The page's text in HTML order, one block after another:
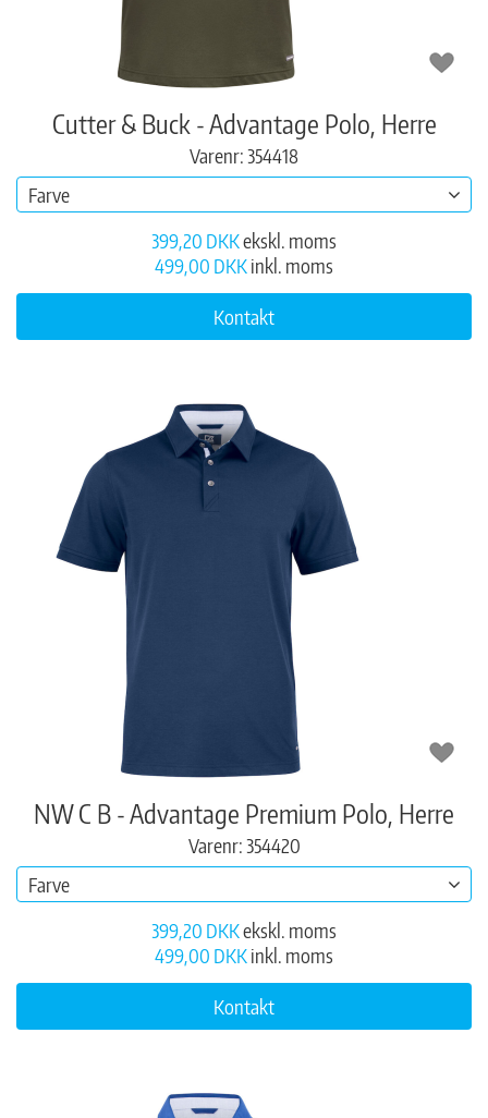
Cutter & Buck - Advantage Polo, Herre
Varenr: 354418
Farve
399,20 DKKekskl. moms
499,00 DKKinkl. moms
Kontakt
NW C B - Advantage Premium Polo, Herre
Varenr: 354420
Farve
399,20 DKKekskl. moms
499,00 DKKinkl. moms
Kontakt